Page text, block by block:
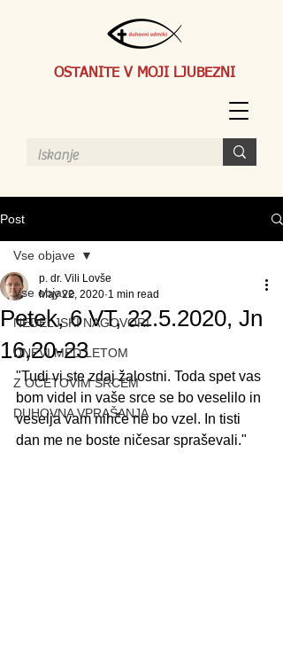
OSTANITE V MOJI LJUBEZNI
Post
Vse objave
NEDELJSKI NAGOVORI
DNEVI MED LETOM
Z OČETOVIM SRCEM
DUHOVNA VPRAŠANJA
Vse objave
Petek, 6 VT, 22.5.2020, Jn
16,20-23
p. dr. Vili Lovše
May 22, 2020 1 min read
"Tudi vi ste zdaj žalostni. Toda spet vas
bom videl in vaše srce se bo veselilo in
veselja vam nihče ne bo vzel. In tisti
dan me ne boste ničesar spraševali."